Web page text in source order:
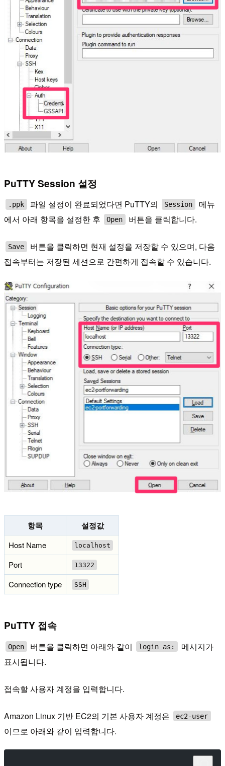
PuTTY Session 설정
.ppk 파일 설정이 완료되었다면 PuTTY의 Session
메뉴
에서 아래 항목을 설정한 후
Open 버튼을 클릭합니다.
Save
버튼을 클릭하면 현재 설정을 저장할 수 있으며, 다음
접속부터는 저장된 세션으로 간편하게 접속할 수 있습니다.
항목 설정값
Host Name localhost
Port 13322
Connection type SSH
PuTTY 접속
Open 버튼을 클릭하면 아래와 같이 login as:
메시지가
표시됩니다.
접속할 사용자 계정을 입력합니다.
Amazon Linux 기반 EC2의 기본 사용자 계정은 ec2-user
이므로 아래와 같이 입력합니다.